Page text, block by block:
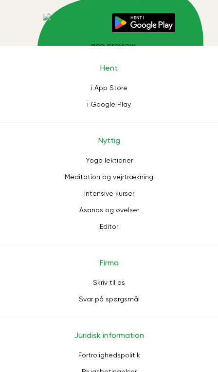
Hent
i App Store
i Google Play
Nyttig
Yoga lektioner
Meditation og vejrtrækning
Intensive kurser
Asanas og øvelser
Editor
Firma
Skriv til os
Svar på spørgsmål
Juridisk information
Fortrolighedspolitik